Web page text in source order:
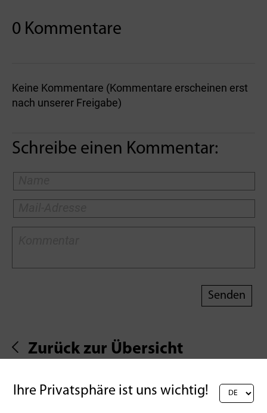
0 Kommentare
Keine Kommentare (Kommentare erscheinen erst
nach unserer Freigabe)
Schreibe einen Kommentar:
Zurück zur Übersicht
Ihre Privatsphäre ist uns wichtig!